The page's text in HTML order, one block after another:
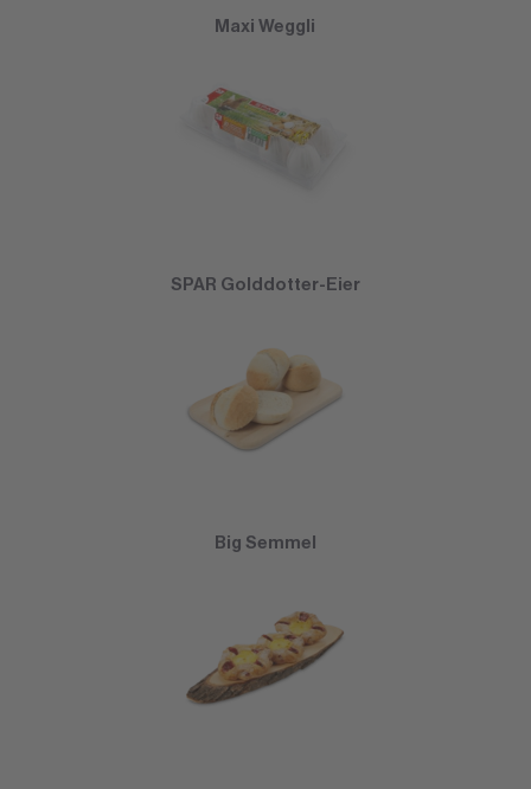
Maxi Weggli
SPAR Golddotter-Eier
Big Semmel